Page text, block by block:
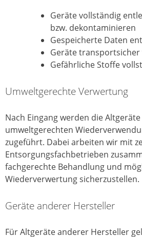
Geräte vollständig
bzw. dekontaminieren
Gespeicherte Daten
Geräte transportsicher
Gefährliche Stoffe
Umweltgerechte Verwertung
Nach Eingang werden die
umweltgerechten
zugeführt. Dabei arbeiten wir mit
Entsorgungsfachbetrieben
fachgerechte Behandlung und
Wiederverwertung sicherzustellen.
Geräte anderer Hersteller
Für Altgeräte anderer Hersteller